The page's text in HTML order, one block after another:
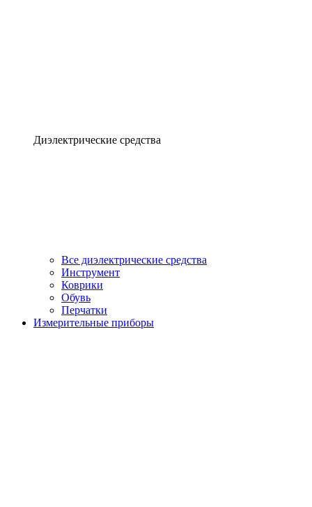
Диэлектрические средства
Все диэлектрические средства
Инструмент
Коврики
Обувь
Перчатки
Измерительные приборы